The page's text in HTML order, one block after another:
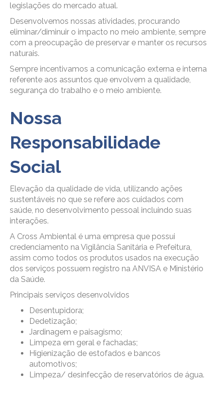
legislações do mercado atual.
Desenvolvemos nossas atividades, procurando
eliminar/diminuir o impacto no meio ambiente, sempre
com a preocupação de preservar e manter os recursos
naturais.
Sempre incentivamos a comunicação externa e interna
referente aos assuntos que envolvem a qualidade,
segurança do trabalho e o meio ambiente.
Nossa
Responsabilidade
Social
Elevação da qualidade de vida, utilizando ações
sustentáveis no que se refere aos cuidados com
saúde, no desenvolvimento pessoal incluindo suas
interações.
A Cross Ambiental é uma empresa que possui
credenciamento na Vigilância Sanitária e Prefeitura,
assim como todos os produtos usados na execução
dos serviços possuem registro na ANVISA e Ministério
da Saúde.
Principais serviços desenvolvidos
Desentupidora;
Dedetização;
Jardinagem e paisagismo;
Limpeza em geral e fachadas;
Higienização de estofados e bancos
automotivos;
Limpeza/ desinfecção de reservatórios de água.